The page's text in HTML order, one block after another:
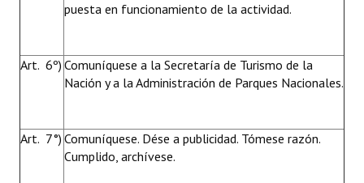
puesta en funcionamiento de la actividad.
Art. 6º) Comuníquese a la Secretaría de Turismo de la
Nación y a la Administración de Parques Nacionales.
Art. 7°) Comuníquese. Dése a publicidad. Tómese razón.
Cumplido, archívese.